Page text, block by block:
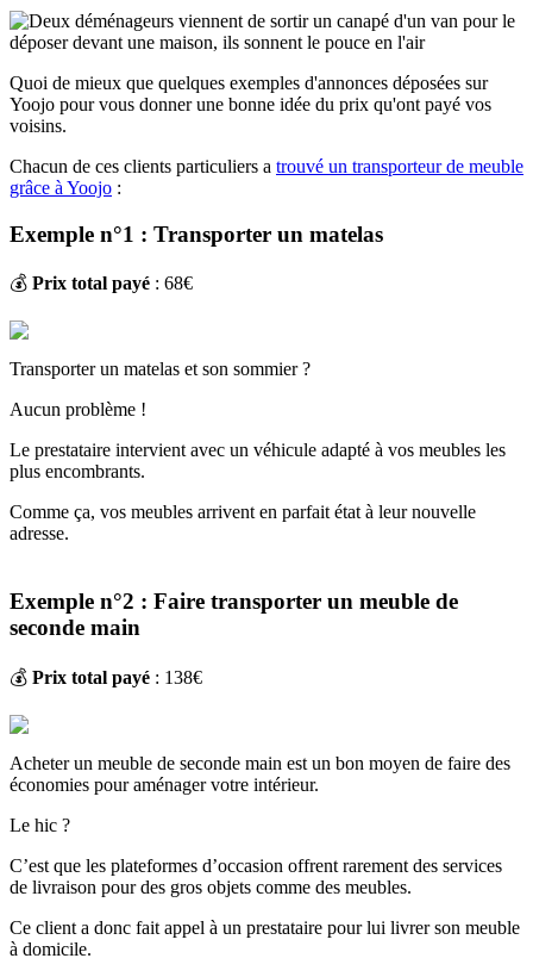
Quoi de mieux que quelques exemples d'annonces déposées sur
Yoojo pour vous donner une bonne idée du prix qu'ont payé vos
voisins.
Chacun de ces clients particuliers a trouvé un transporteur de meuble
grâce à Yoojo :
Exemple n°1 : Transporter un matelas
💰 Prix total payé : 68€
Transporter un matelas et son sommier ?
Aucun problème !
Le prestataire intervient avec un véhicule adapté à vos meubles les
plus encombrants.
Comme ça, vos meubles arrivent en parfait état à leur nouvelle
adresse.
Exemple n°2 : Faire transporter un meuble de
seconde main
💰 Prix total payé : 138€
Acheter un meuble de seconde main est un bon moyen de faire des
économies pour aménager votre intérieur.
Le hic ?
C’est que les plateformes d’occasion offrent rarement des services
de livraison pour des gros objets comme des meubles.
Ce client a donc fait appel à un prestataire pour lui livrer son meuble
à domicile.